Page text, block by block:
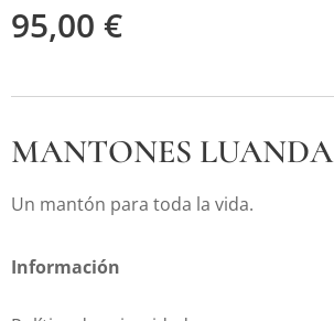
95,00 €
MANTONES LUANDA
Un mantón para toda la vida.
Información